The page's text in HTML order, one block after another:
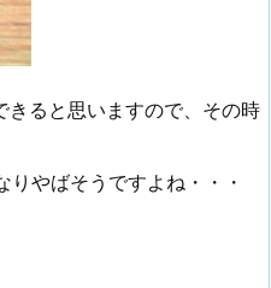
きると思いますので、その時
りやばそうですよね・・・